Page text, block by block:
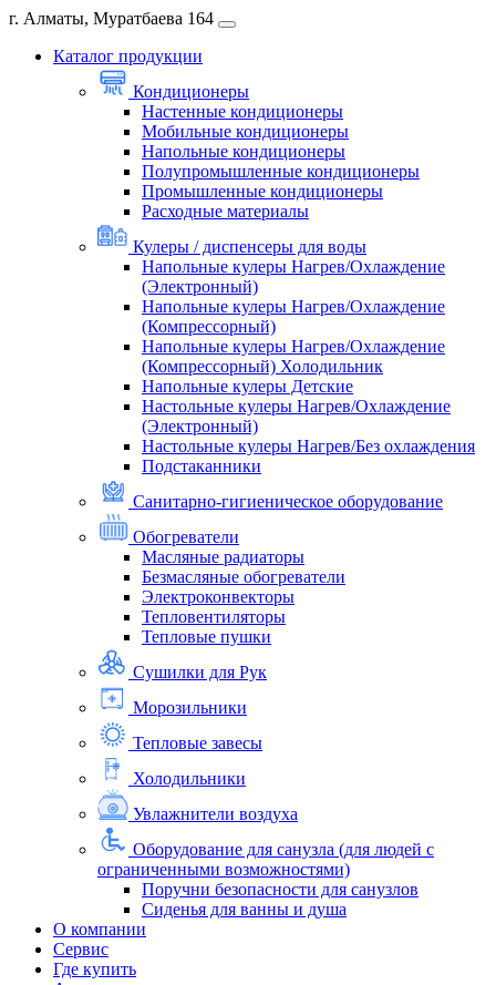
г. Алматы, Муратбаева 164
Каталог продукции
Кондиционеры
Настенные кондиционеры
Мобильные кондиционеры
Напольные кондиционеры
Полупромышленные кондиционеры
Промышленные кондиционеры
Расходные материалы
Кулеры / диспенсеры для воды
Напольные кулеры Нагрев/Охлаждение
(Электронный)
Напольные кулеры Нагрев/Охлаждение
(Компрессорный)
Напольные кулеры Нагрев/Охлаждение
(Компрессорный) Холодильник
Напольные кулеры Детские
Настольные кулеры Нагрев/Охлаждение
(Электронный)
Настольные кулеры Нагрев/Без охлаждения
Подстаканники
Санитарно-гигиеническое оборудование
Обогреватели
Масляные радиаторы
Безмасляные обогреватели
Электроконвекторы
Тепловентиляторы
Тепловые пушки
Сушилки для Рук
Морозильники
Тепловые завесы
Холодильники
Увлажнители воздуха
Оборудование для санузла (для людей с
ограниченными возможностями)
Поручни безопасности для санузлов
Сиденья для ванны и душа
О компании
Сервис
Где купить